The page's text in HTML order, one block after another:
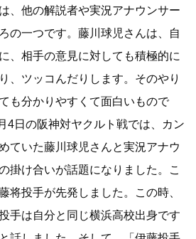
、他の解説者や実況アナウンサー
の一つです。藤川球児さんは、自
、相手の意見に対しても積極的に
、ツッコんだりします。そのやり
も分かりやすくて面白いもので
4日の阪神対ヤクルト戦では、カン
ていた藤川球児さんと実況アナウ
掛け合いが話題になりました。こ
将投手が先発しました。この時、
手は自分と同じ横浜高校出身です